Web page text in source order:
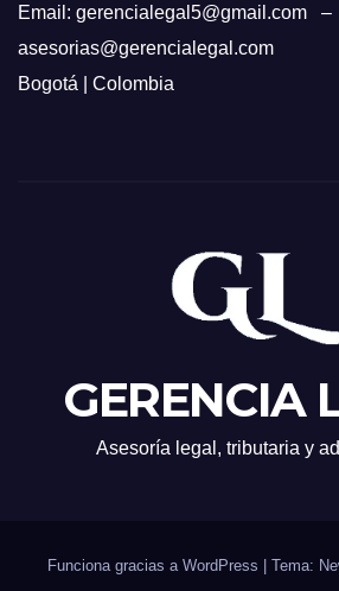
Email: gerencialegal5@gmail.com –
asesorias@gerencialegal.com
Bogotá | Colombia
GERENCIA
Asesoría legal, tributaria y
Funciona gracias a WordPress Tema: